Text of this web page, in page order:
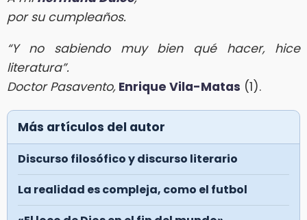
por su cumpleaños.
“Y no sabiendo muy bien qué hacer, hice
literatura”.
Doctor Pasavento, Enrique Vila-Matas (1).
Más artículos del autor
Discurso filosófico y discurso literario
La realidad es compleja, como el futbol